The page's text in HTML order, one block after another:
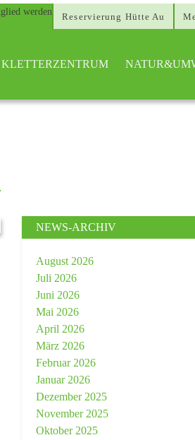
Reservierung Hütte Au
NEWS-ARCHIV
August 2026
Juli 2026
Juni 2026
Mai 2026
April 2026
März 2026
Februar 2026
Januar 2026
Dezember 2025
November 2025
Oktober 2025